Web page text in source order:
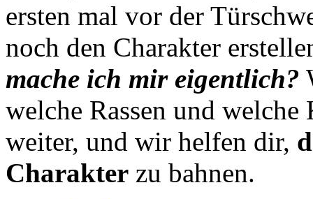
ersten mal vor der
noch den Charakter
mache ich mir eigentlich?
welche Rassen und
weiter, und wir helfen dir,
Charakter zu bahnen.